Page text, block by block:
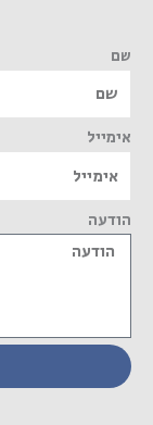
שם
אימייל
הודעה